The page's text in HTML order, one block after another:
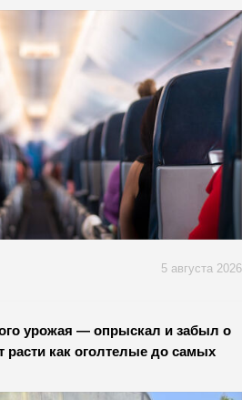
5 августа 2026
урожая — опрыскал и забыл о
как оголтелые до самых